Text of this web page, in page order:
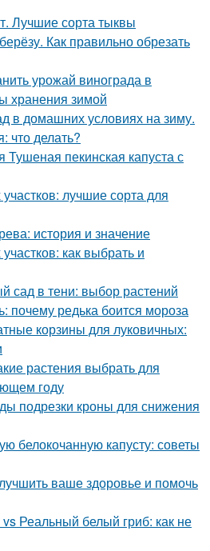
Лучшие сорта тыквы
Как правильно обрезать
урожай винограда в
хранения зимой
в домашних условиях на зиму.
что делать?
Тушеная пекинская капуста с
лучшие сорта для
история и значение
как выбрать и
сад в тени: выбор растений
почему редька боится мороза
корзины для луковичных:
растения выбрать для
году
подрезки кроны для снижения
белокочанную капусту: советы
ваше здоровье и помочь
Реальный белый гриб: как не